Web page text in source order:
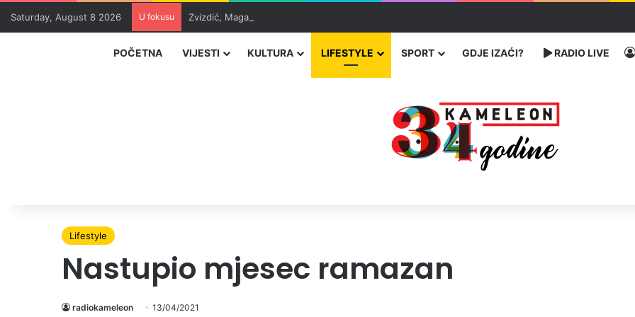
Saturday, August 8 2026 U fokusu Zvizdić, Magazinović i Kojović traže poseban status za Memorijalni centar Srebrenica
POČETNA VIJESTI KULTURA LIFESTYLE SPORT GDJE IZAĆI? RADIO LIVE
Lifestyle
Nastupio mjesec ramazan
radiokameleon 13/04/2021